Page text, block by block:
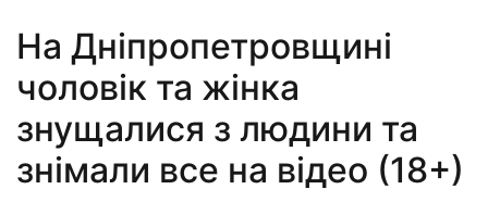
На Дніпропетровщині
чоловік та жінка
знущалися з людини та
знімали все на відео (18+)